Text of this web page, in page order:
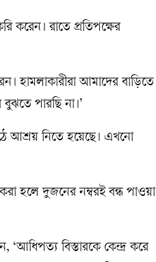
করেন। রাতে প্রতিপক্ষের
হামলাকারীরা আমাদের বাড়িতে
পারছি না।’
আশ্রয় নিতে হয়েছে। এখনো
হলে দুজনের নম্বরই বন্ধ পাওয়া
বিস্তারকে কেন্দ্র করে